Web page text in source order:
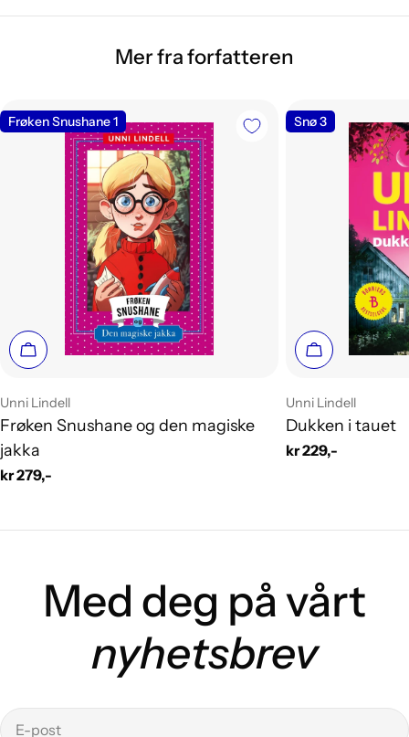
Mer fra forfatteren
Frøken Snushane 1
Legg i handlekurv
Leverandør:
Unni Lindell
Frøken Snushane og den magiske
jakka
Vanlig
kr 279,-
Snø 3
Legg i
Leverandør:
Unni Lindell
Dukken i tauet
Vanlig
kr 229,-
Med deg på vårt
nyhetsbrev
E-